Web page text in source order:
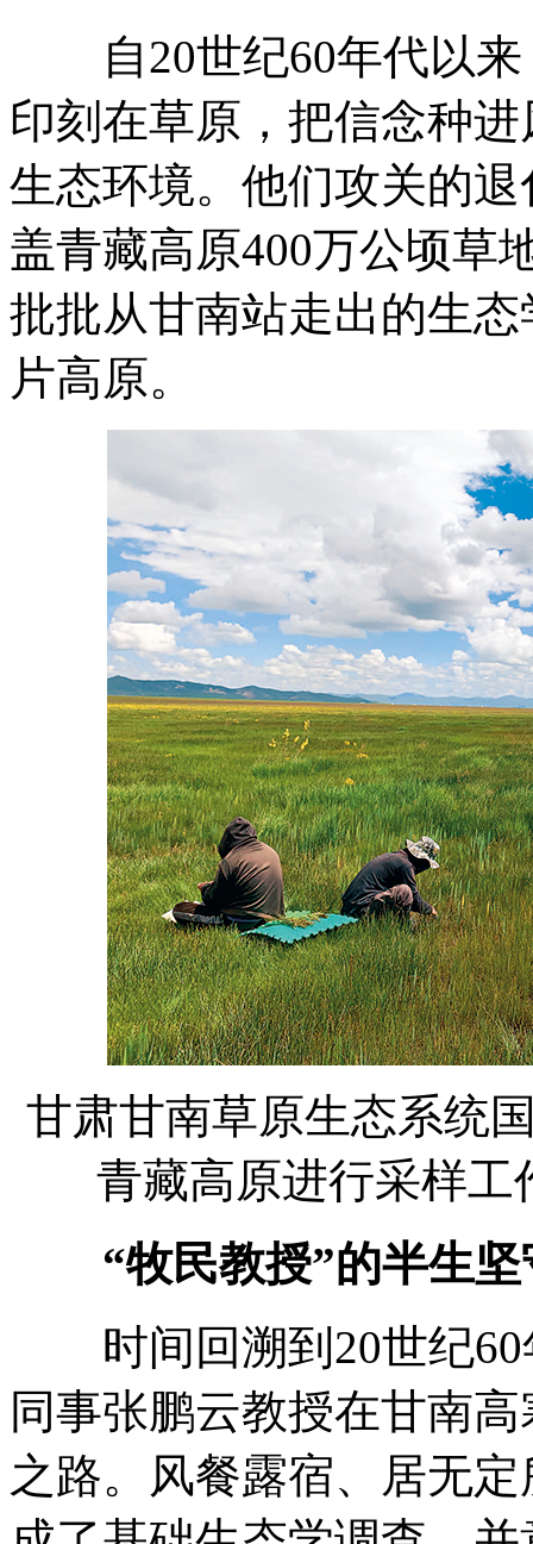
自20世纪60年代以来
印刻在草原，把信念种
生态环境。他们攻关的
盖青藏高原400万公顷草
批批从甘南站走出的生
片高原。
甘肃甘南草原生态系统
青藏高原进行采样
“牧民教授”的半生坚
时间回溯到20世纪60
同事张鹏云教授在甘南
之路。风餐露宿、居无